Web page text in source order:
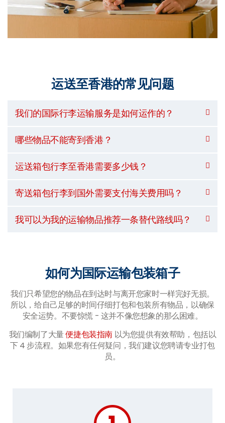
运送至香港的常见问题
我们的国际行李运输服务是如何运作的？
哪些物品不能寄到香港？
运送箱包行李至香港需要多少钱？
寄送箱包行李到国外需要支付海关费用吗？
我可以为我的运输物品推荐一条替代路线吗？
如何为国际运输包装箱子
我们只希望您的物品在到达时与离开您家时一样完好无损。
所以，给自己足够的时间仔细打包和包装所有物品，以确保
安全运势。不要惊慌 - 这并不像您想象的那么困难。
我们编制了大量便捷包装指南 以为您提供有效帮助，包括以
下 4 步流程。如果您有任何疑问，我们建议您聘请专业打包
员。